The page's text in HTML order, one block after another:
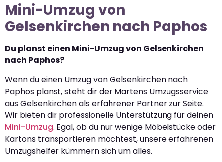
Mini-Umzug von
Gelsenkirchen nach Paphos
Du planst einen Mini-Umzug von Gelsenkirchen
nach Paphos?
Wenn du einen Umzug von Gelsenkirchen nach
Paphos planst, steht dir der Martens Umzugsservice
aus Gelsenkirchen als erfahrener Partner zur Seite.
Wir bieten dir professionelle Unterstützung für deinen
Mini-Umzug. Egal, ob du nur wenige Möbelstücke oder
Kartons transportieren möchtest, unsere erfahrenen
Umzugshelfer kümmern sich um alles.